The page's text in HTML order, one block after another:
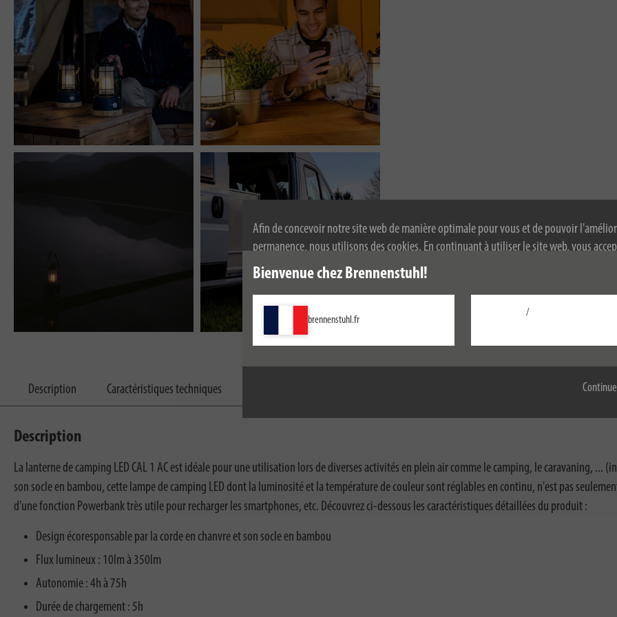
Afin de concevoir notre site web de manière optimale pour vous et de pouvoir
permanence, nous utilisons des cookies. En continuant à utiliser le site web, vous
l'utilisation de cookies. Pour plus d'informations sur les cookies, veuillez consulter
de confidentialité.
Bienvenue chez Brennenstuhl!
brennenstuhl.fr
/
Description Caractéristiques techniques
Description
La lanterne de camping LED CAL 1 AC est idéale pour une utilisation lors de diverses activités en plein air comme le camping, le caravaning, ...
son socle en bambou, cette lampe de camping LED dont la luminosité et la température de couleur sont réglables en continu, n'est pas
d'une fonction Powerbank très utile pour recharger les smartphones, etc. Découvrez ci-dessous les caractéristiques détaillées du produit :
Design écoresponsable par la corde en chanvre et son socle en bambou
Flux lumineux : 10lm à 350lm
Autonomie : 4h à 75h
Durée de chargement : 5h